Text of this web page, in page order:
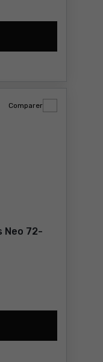
Neo 72-
Neo 72-
Comparer
6 branches